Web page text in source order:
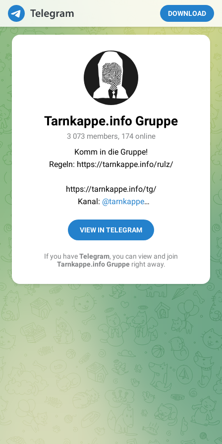
DOWNLOAD
Tarnkappe.info Gruppe
3 073 members, 174 online
Komm in die Gruppe!
Regeln: https://tarnkappe.info/rulz/
https://tarnkappe.info/tg/
Kanal: @tarnkappe
Best of:@bestoftarnkappe
Kochen: https://t.me/+WSW5F1VcmhliMjk6
VIEW IN TELEGRAM
If you haveTelegram, you can view and join
Tarnkappe.info Grupperight away.